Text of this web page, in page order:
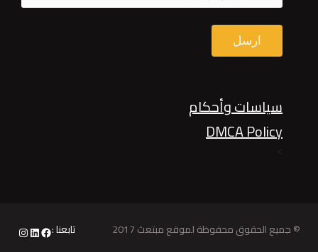
سياسات وأحكام
DMCA Policy
© جميع الحقوق محفوظة لموقع مبتعث 2017 تابعنا :Facebook
LinkedIn